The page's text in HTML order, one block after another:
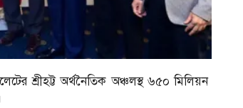
শ্রীহট্ট অর্থনৈতিক অঞ্চলস্থ ৬৫০ মিলিয়ন